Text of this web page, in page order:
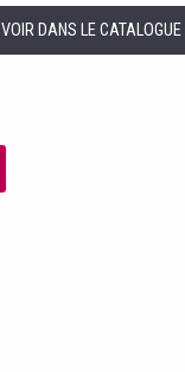
VOIR DANS LE